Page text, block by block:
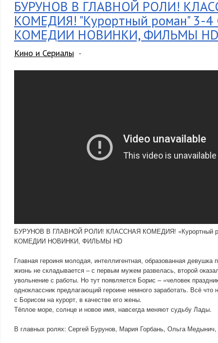
БУРУНОВ В ГЛАВНОЙ РОЛИ!
КОМЕДИЯ! "Курортный роман" 3-
КОМЕДИИ НОВИНКИ, ФИЛЬМЫ
Кино и Сериалы
БУРУНОВ В ГЛАВНОЙ РОЛИ! КЛАССНАЯ КОМЕДИЯ! «Курортный
КОМЕДИИ НОВИНКИ, ФИЛЬМЫ HD
Главная героиня молодая, интеллигентная, образованная
жизнь не складывается – с первым мужем развелась, второй
увольнение с работы. Но тут появляется Борис – «человек
одноклассник предлагающий героине немного заработать. Всё что
с Борисом на курорт, в качестве его жены.
Тёплое море, солнце и новое имя, навсегда меняют судьбу Лады.
В главных ролях: Сергей Бурунов, Мария Горбань, Ольга